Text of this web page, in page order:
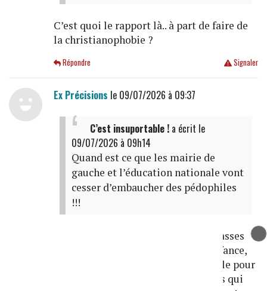
C’est quoi le rapport là.. à part de faire de
la christianophobie ?
Signaler
Répondre
Ex Précisions le 09/07/2026 à 09:37
C’est insuportable !a écrit le
09/07/2026 à 09h14
Quand est ce que les mairie de
gauche et l’éducation nationale vont
cesser d’embaucher des pédophiles
!!!
Je pense que ça touche toutes les classes
sociales, tous les métiers liés à l'enfance,
travail de longue haleine et pas facile pour
les débusquer tous, il y en a toujours qui